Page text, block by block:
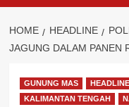
HOME HEADLINE
JAGUNG DALAM PANEN
GUNUNG MAS HEADLINE
KALIMANTAN TENGAH